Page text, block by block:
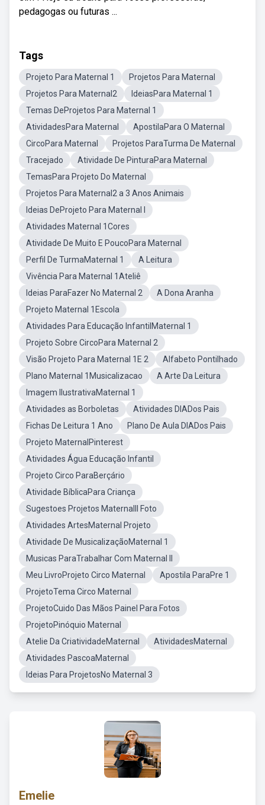
pedagogas ou futuras ...
Tags
Projeto Para Maternal 1
Projetos Para Maternal
Projetos Para Maternal2
IdeiasPara Maternal 1
Temas DeProjetos Para Maternal 1
AtividadesPara Maternal
ApostilaPara O Maternal
CircoPara Maternal
Projetos ParaTurma De Maternal
Tracejado
Atividade De PinturaPara Maternal
TemasPara Projeto Do Maternal
Projetos Para Maternal2 a 3 Anos Animais
Ideias DeProjeto Para Maternal I
Atividades Maternal 1Cores
Atividade De Muito E PoucoPara Maternal
Perfil De TurmaMaternal 1
A Leitura
Vivência Para Maternal 1Ateliê
Ideias ParaFazer No Maternal 2
A Dona Aranha
Projeto Maternal 1Escola
Atividades Para Educação InfantilMaternal 1
Projeto Sobre CircoPara Maternal 2
Visão Projeto Para Maternal 1E 2
Alfabeto Pontilhado
Plano Maternal 1Musicalizacao
A Arte Da Leitura
Imagem IlustrativaMaternal 1
Atividades as Borboletas
Atividades DIADos Pais
Fichas De Leitura 1 Ano
Plano De Aula DIADos Pais
Projeto MaternalPinterest
Atividades Água Educação Infantil
Projeto Circo ParaBerçário
Atividade BíblicaPara Criança
Sugestoes Projetos MaternalII Foto
Atividades ArtesMaternal Projeto
Atividade De MusicalizaçãoMaternal 1
Musicas ParaTrabalhar Com Maternal II
Meu LivroProjeto Circo Maternal
Apostila ParaPre 1
ProjetoTema Circo Maternal
ProjetoCuido Das Mãos Painel Para Fotos
ProjetoPinóquio Maternal
Atelie Da CriatividadeMaternal
AtividadesMaternal
Atividades PascoaMaternal
Ideias Para ProjetosNo Maternal 3
Emelie